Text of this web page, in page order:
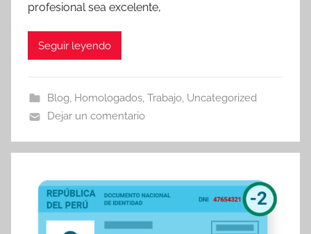
profesional sea excelente,
Seguir leyendo
Blog, Homologados, Trabajo, Uncategorized
Dejar un comentario